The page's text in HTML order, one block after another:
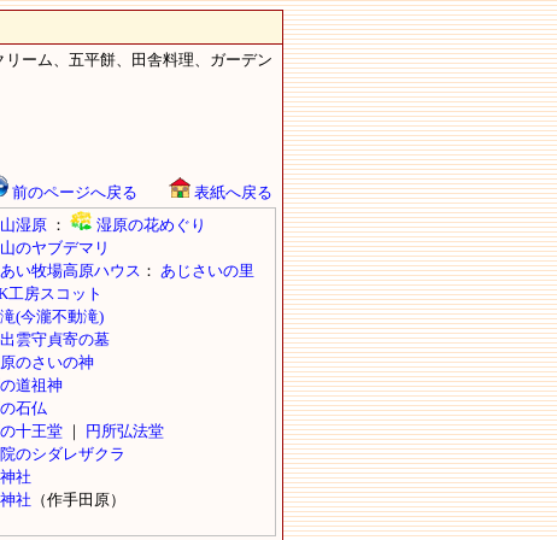
ーム、五平餅、田舎料理、ガーデン
前のページへ戻る 表紙へ戻る